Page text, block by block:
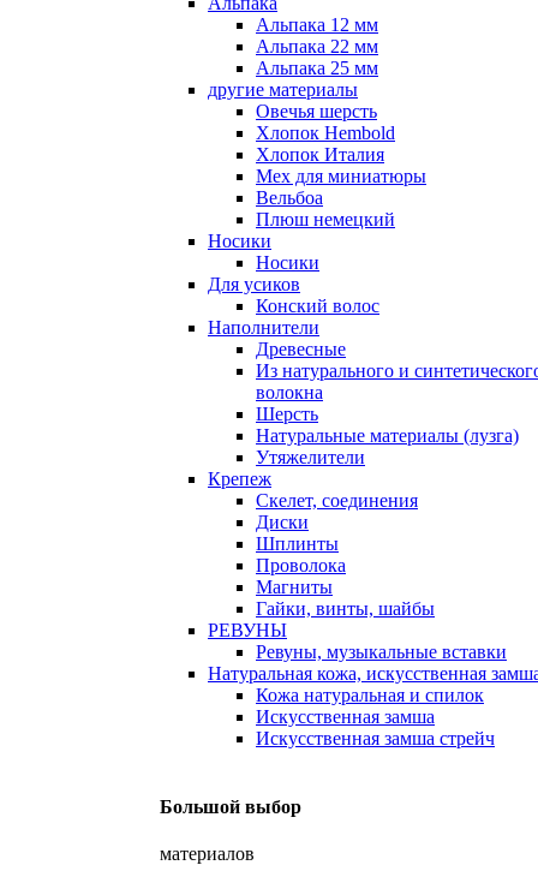
Альпака 12 мм
Альпака 22 мм
Альпака 25 мм
другие материалы
Овечья шерсть
Хлопок Hembold
Хлопок Италия
Мех для миниатюры
Вельбоа
Плюш немецкий
Носики
Носики
Для усиков
Конский волос
Наполнители
Древесные
Из натурального и
волокна
Шерсть
Натуральные материалы (лузга)
Утяжелители
Крепеж
Скелет, соединения
Диски
Шплинты
Проволока
Магниты
Гайки, винты, шайбы
РЕВУНЫ
Ревуны, музыкальные вставки
Натуральная кожа, искусственная
Кожа натуральная и спилок
Искусственная замша
Искусственная замша стрейч
Большой выбор
материалов